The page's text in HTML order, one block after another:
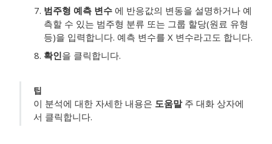
범주형 예측 변수 에 반응값의 변동을 설명하거나 예
측할 수 있는 범주형 분류 또는 그룹 할당(원료 유형
등)을 입력합니다. 예측 변수를 X 변수라고도 합니다.
확인을 클릭합니다.
팁
이 분석에 대한 자세한 내용은 도움말주 대화 상자에
서 클릭합니다.